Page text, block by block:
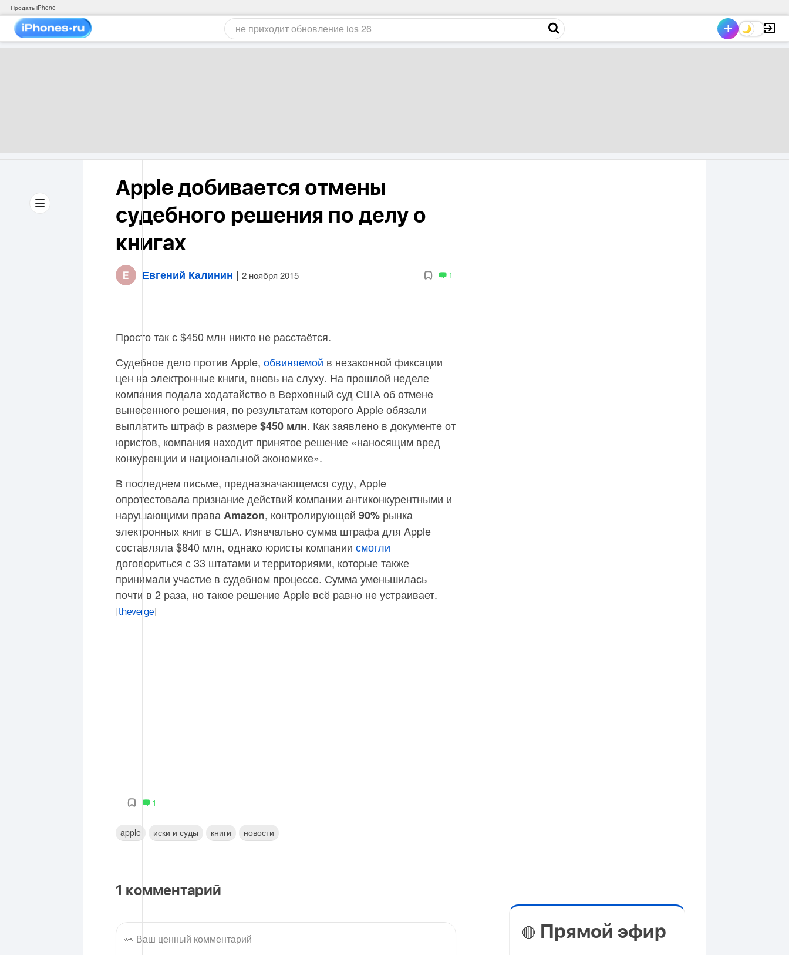
Продать iPhone
Apple добивается отмены
судебного решения по делу о
книгах
Евгений Калинин | 2 ноября 2015 1
Просто так с $450 млн никто не расстаётся.
Судебное дело против Apple, обвиняемой в незаконной фиксации
цен на электронные книги, вновь на слуху. На прошлой неделе
компания подала ходатайство в Верховный суд США об отмене
вынесенного решения, по результатам которого Apple обязали
выплатить штраф в размере$450 млн. Как заявлено в документе от
юристов, компания находит принятое решение «наносящим вред
конкуренции и национальной экономике».
В последнем письме, предназначающемся суду, Apple
опротестовала признание действий компании антиконкурентными и
нарушающими права Amazon, контролирующей 90% рынка
электронных книг в США. Изначально сумма штрафа для Apple
составляла $840 млн, однако юристы компании смогли
договориться с 33 штатами и территориями, которые также
принимали участие в судебном процессе. Сумма уменьшилась
почти в 2 раза, но такое решение Apple всё равно не устраивает.
theverge
1
apple иски и суды книги новости
1 комментарий
🔴 Прямой эфир